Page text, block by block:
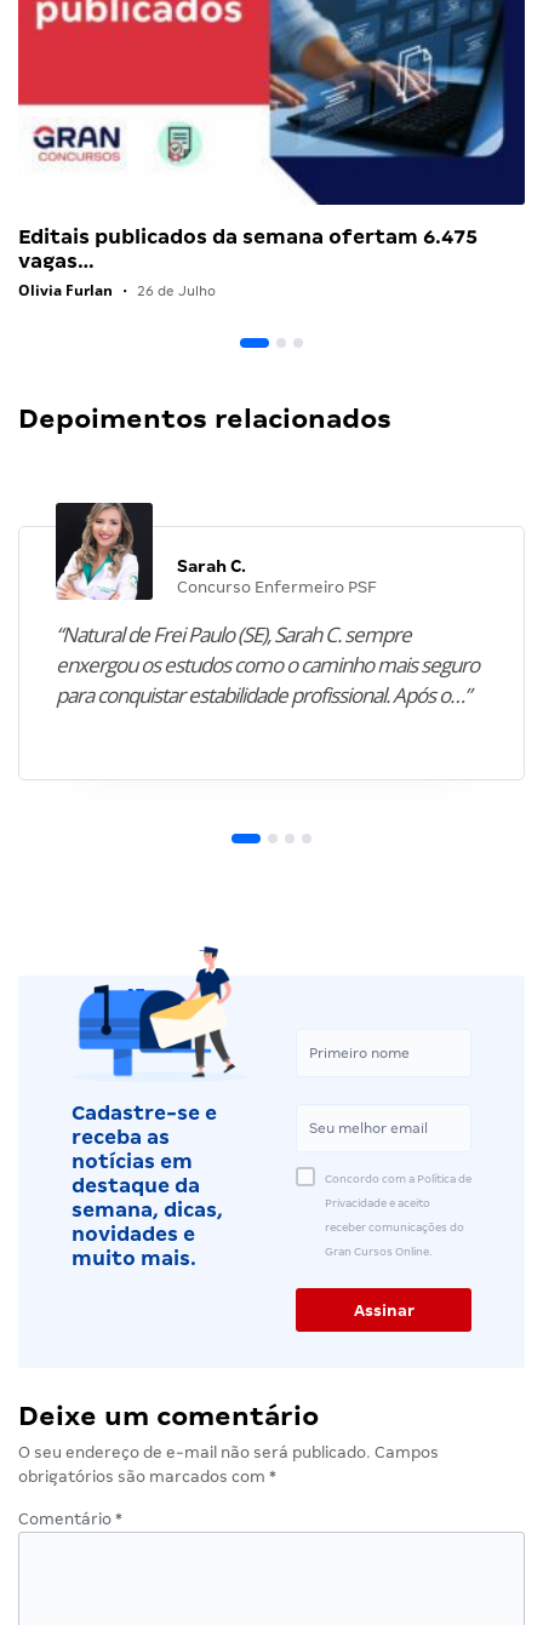
Editais publicados da semana ofertam 6.475
vagas…
Olivia Furlan • 26 de Julho
Depoimentos relacionados
Sarah C.
Concurso Enfermeiro PSF
“Natural de Frei Paulo (SE), Sarah C. sempre
enxergou os estudos como o caminho mais seguro
para conquistar estabilidade profissional. Após o…”
Cadastre-se e
receba as
notícias em
destaque da
semana, dicas,
novidades e
muito mais.
Concordo com a Política de
Privacidade e aceito
receber comunicações do
Gran Cursos Online.
Deixe um comentário
O seu endereço de e-mail não será publicado. Campos
obrigatórios são marcados com *
Comentário *